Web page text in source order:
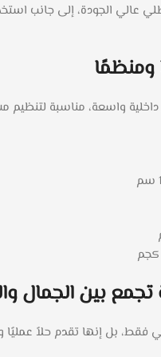
عالي الجودة، إلى جانب
ومنظمًا
داخلية واسعة، مناسبة
بين الجمال
فقط، بل إنها تقدم حلاً